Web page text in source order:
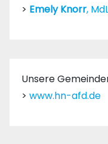
> Emely Knorr,
Unsere
> www.hn-afd.de